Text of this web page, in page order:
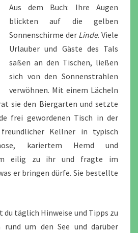
Aus dem Buch: Ihre Augen
blickten auf die gelben
Sonnenschirme der Linde. Viele
Urlauber und Gäste des Tals
saßen an den Tischen, ließen
sich von den Sonnenstrahlen
verwöhnen. Mit einem Lächeln
sie den Biergarten und setzte
frei gewordenen Tisch in der
Kellner in typisch
kariertem Hemd und
eilig zu ihr und fragte im
er bringen dürfe. Sie bestellte
täglich Hinweise und Tipps zu
rund um den See und darüber